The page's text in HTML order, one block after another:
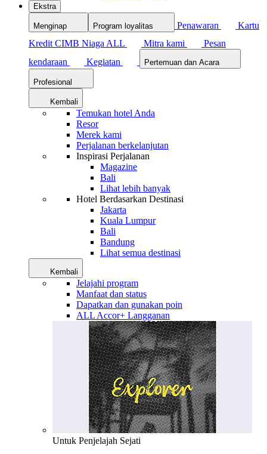
Ekstra
Menginap Program loyalitas Penawaran
Kartu
Kredit CIMB Niaga ALL
Mitra kami
Pesan
kendaraan
Kegiatan Pertemuan dan Acara
Profesional
Kembali
Temukan hotel Anda
Resor
Merek kami
Perjalanan berkelanjutan
Inspirasi Perjalanan
Magazine
Bali
Lihat lebih banyak
Hotel Berdasarkan Destinasi
Jakarta
Kuala Lumpur
Bali
Bandung
Lihat semua destinasi
Kembali
Jelajahi program
Manfaat dan status
Dapatkan dan gunakan poin
ALL Accor+ Langganan
Untuk Penjelajah Sejati